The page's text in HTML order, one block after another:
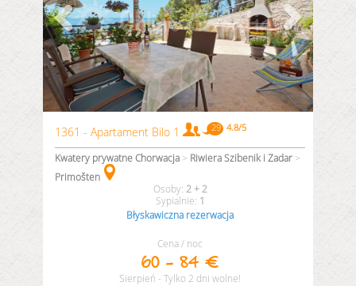
1361 - Apartament Bilo 1
Kwatery prywatne Chorwacja > Riwiera Szibenik i Zadar >
Primošten
2 + 2
1
Błyskawiczna rezerwacja
Cena / noc
60 - 84 €
Sierpień - Tylko 2 dni wolne!